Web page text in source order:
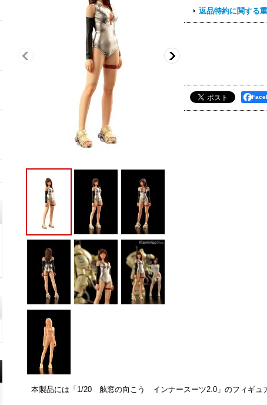
返品特約に関する
本製品には「1/20 舷窓の向こう インナースーツ2.0」のフィギュ